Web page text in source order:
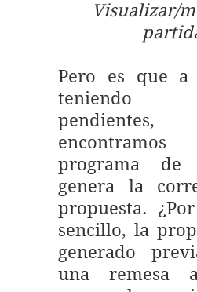
Visualizar/
Pero es que a
teniendo
programa de
genera la
propuesta.
sencillo, la
generado
una remesa